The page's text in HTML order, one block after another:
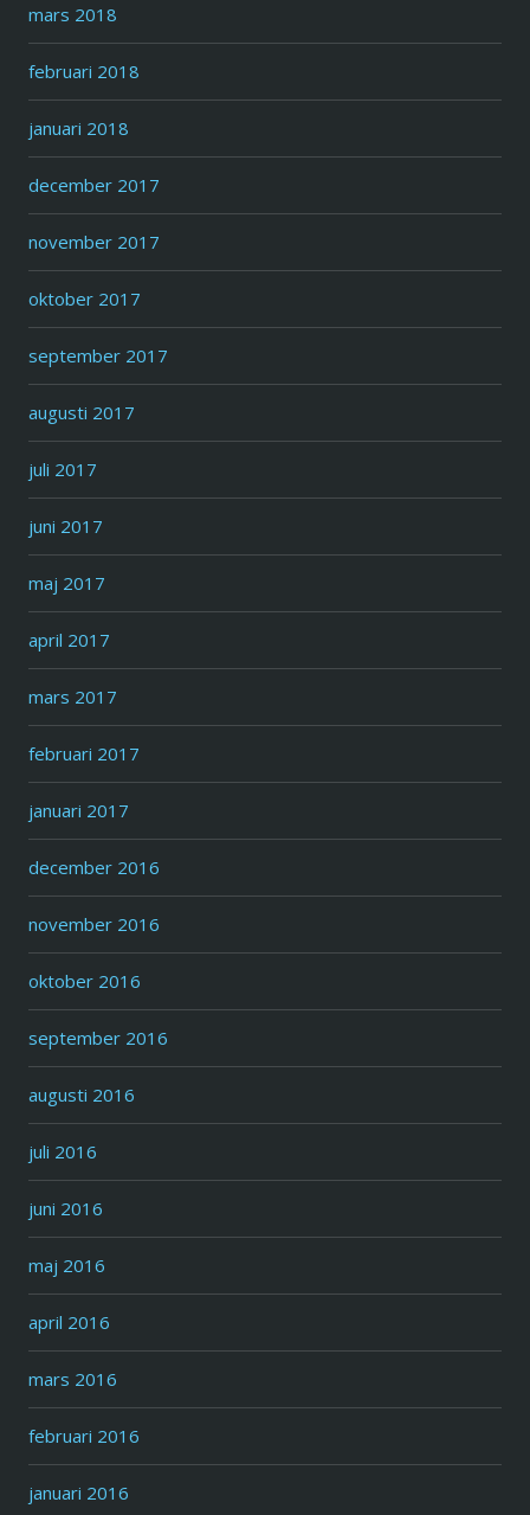
mars 2018
februari 2018
januari 2018
december 2017
november 2017
oktober 2017
september 2017
augusti 2017
juli 2017
juni 2017
maj 2017
april 2017
mars 2017
februari 2017
januari 2017
december 2016
november 2016
oktober 2016
september 2016
augusti 2016
juli 2016
juni 2016
maj 2016
april 2016
mars 2016
februari 2016
januari 2016